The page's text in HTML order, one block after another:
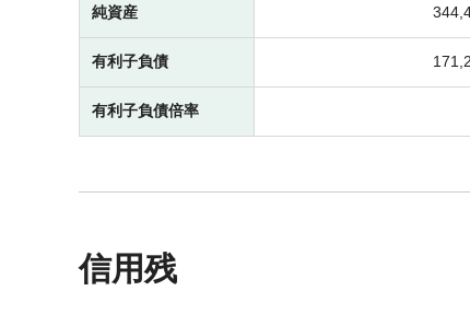
純資産
有利子負債
有利子負債倍率
信用残